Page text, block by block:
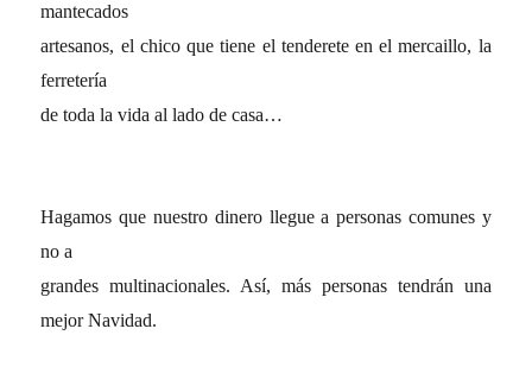
mantecados
artesanos, el chico que tiene el tenderete en el mercaillo, la
ferretería
de toda la vida al lado de casa…
Hagamos que nuestro dinero llegue a personas comunes y
no a
grandes multinacionales. Así, más personas tendrán una
mejor Navidad.